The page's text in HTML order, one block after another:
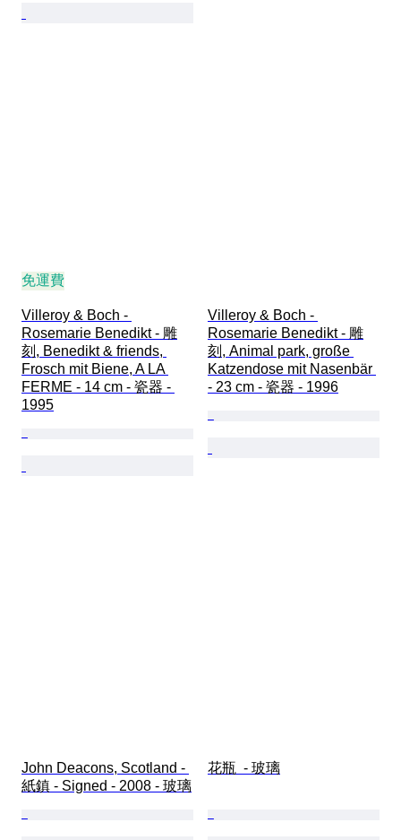
免運費
Villeroy & Boch -
Rosemarie Benedikt - 雕
刻, Benedikt & friends,
Frosch mit Biene, A LA
FERME - 14 cm - 瓷器 -
1995
Villeroy & Boch -
Rosemarie Benedikt - 雕
刻, Animal park, große
Katzendose mit Nasenbär
- 23 cm - 瓷器 - 1996
John Deacons, Scotland -
紙鎮 - Signed - 2008 - 玻璃
花瓶  - 玻璃